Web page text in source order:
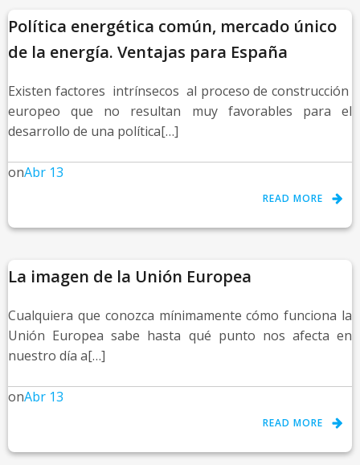
Política energética común, mercado único
de la energía. Ventajas para España
Existen factores intrínsecos al proceso de construcción
europeo que no resultan muy favorables para el
desarrollo de una política[…]
onAbr 13
READ MORE
La imagen de la Unión Europea
Cualquiera que conozca mínimamente cómo funciona la
Unión Europea sabe hasta qué punto nos afecta en
nuestro día a[…]
onAbr 13
READ MORE